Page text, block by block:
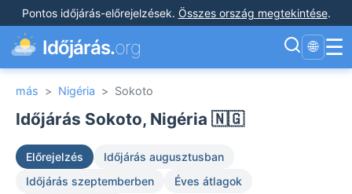
Pontos időjárás-előrejelzések. Összes ország megtekintése.
Időjárás.org 🌐 ☰
más > Nigéria > Sokoto
Időjárás Sokoto, Nigéria 🇳🇬
Előrejelzés
Időjárás augusztusban
Időjárás szeptemberben
Éves átlagok